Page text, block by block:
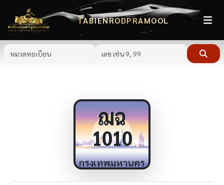
TABIENRODPRAMOOL
ฌฉ
1010
กรุงเทพมหานคร